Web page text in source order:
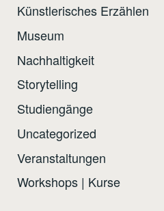
Künstlerisches Erzählen
Museum
Nachhaltigkeit
Storytelling
Studiengänge
Uncategorized
Veranstaltungen
Workshops | Kurse